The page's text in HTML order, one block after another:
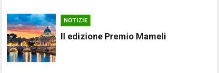
NOTIZIE
II edizione Premio Mameli